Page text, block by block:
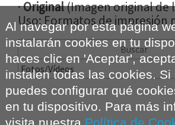
·Original(Imagen original de
Uso: Formatos de impresión
Al navegar por esta página
instalarán cookies en tu
haces clic en 'Aceptar',
instalen todas las cookies. Si
puedes configurar qué
en tu dispositivo. Para más
visita nuestra Política de